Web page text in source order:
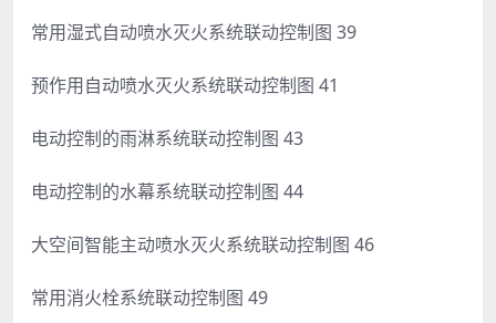
常用湿式自动喷水灭火系统联动控制图 39
预作用自动喷水灭火系统联动控制图 41
电动控制的雨淋系统联动控制图 43
电动控制的水幕系统联动控制图 44
大空间智能主动喷水灭火系统联动控制图 46
常用消火栓系统联动控制图 49